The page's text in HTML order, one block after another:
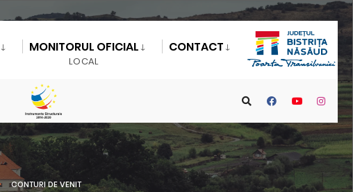
MONITORUL OFICIAL
LOCAL
CONTACT
CONTURI DE VENIT